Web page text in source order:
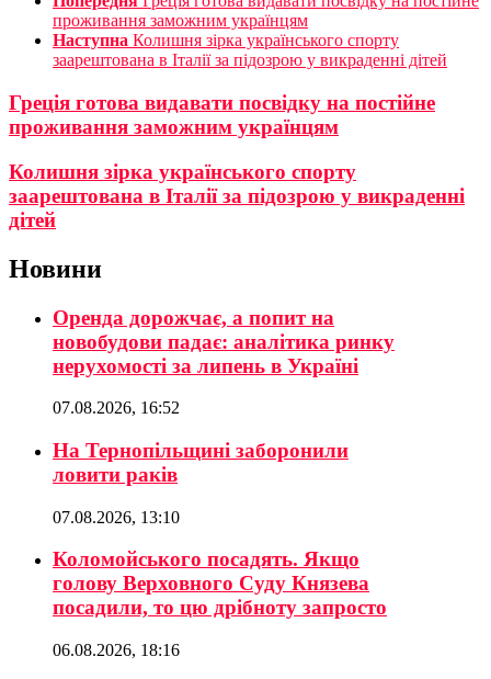
проживання заможним українцям
Наступна Колишня зірка українського спорту
заарештована в Італії за підозрою у викраденні дітей
Греція готова видавати посвідку на постійне
проживання заможним українцям
Колишня зірка українського спорту
заарештована в Італії за підозрою у викраденні
дітей
Новини
Оренда дорожчає, а попит на
новобудови падає: аналітика ринку
нерухомості за липень в Україні
07.08.2026, 16:52
На Тернопільщині заборонили
ловити раків
07.08.2026, 13:10
Коломойського посадять. Якщо
голову Верховного Суду Князева
посадили, то цю дрібноту запросто
06.08.2026, 18:16